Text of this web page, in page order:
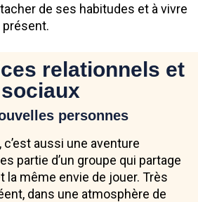
de ses habitudes et à vivre
présent.
relationnels et
sociaux
personnes
aussi une aventure
partie d’un groupe qui partage
la même envie de jouer. Très
dans une atmosphère de